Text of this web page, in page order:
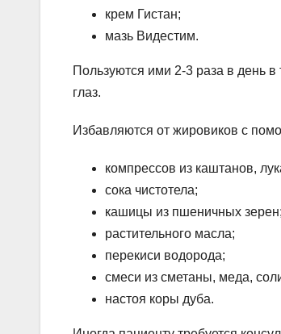
крем Гистан;
мазь Видестим.
Пользуются ими 2-3 раза в день
глаз.
Избавляются от жировиков с
компрессов из каштанов,
сока чистотела;
кашицы из пшеничных зерен;
растительного масла;
перекиси водорода;
смеси из сметаны, меда,
настоя коры дуба.